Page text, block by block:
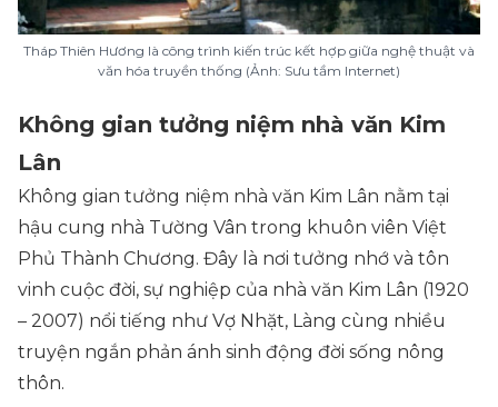
Tháp Thiên Hương là công trình kiến trúc kết hợp giữa nghệ thuật và
văn hóa truyền thống (Ảnh: Sưu tầm Internet)
Không gian tưởng niệm nhà văn Kim
Lân
Không gian tưởng niệm nhà văn Kim Lân nằm tại
hậu cung nhà Tường Vân trong khuôn viên Việt
Phủ Thành Chương. Đây là nơi tưởng nhớ và tôn
vinh cuộc đời, sự nghiệp của nhà văn Kim Lân (1920
– 2007) nổi tiếng như Vợ Nhặt, Làng cùng nhiều
truyện ngắn phản ánh sinh động đời sống nông
thôn.